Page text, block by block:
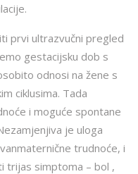
prvi ultrazvučni pregled
gestacijsku dob s
odnosi na žene s
ciklusima. Tada
i moguće spontane
je uloga
trudnoće, i
trijas simptoma – bol ,